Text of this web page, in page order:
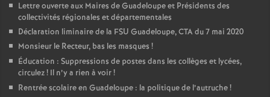
Lettre ouverte aux Maires de Guadeloupe et Présidents des
collectivités régionales et départementales
Déclaration liminaire de la FSU Guadeloupe, CTA du 7 mai 2020
Monsieur le Recteur, bas les masques !
Éducation : Suppressions de postes dans les collèges et lycées,
circulez! Il n’y a rien à voir!
Rentrée scolaire en Guadeloupe : la politique de l’autruche!